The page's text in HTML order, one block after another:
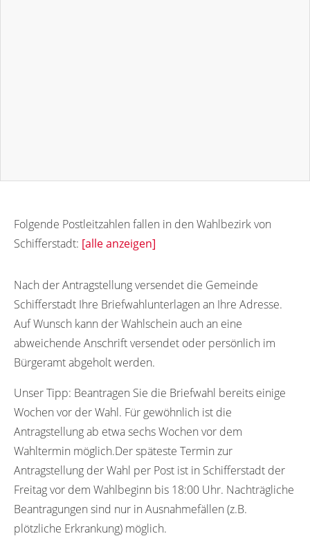
Folgende Postleitzahlen fallen in den Wahlbezirk von
Schifferstadt: [alle anzeigen]
Nach der Antragstellung versendet die Gemeinde
Schifferstadt Ihre Briefwahlunterlagen an Ihre Adresse.
Auf Wunsch kann der Wahlschein auch an eine
abweichende Anschrift versendet oder persönlich im
Bürgeramt abgeholt werden.
Unser Tipp: Beantragen Sie die Briefwahl bereits einige
Wochen vor der Wahl. Für gewöhnlich ist die
Antragstellung ab etwa sechs Wochen vor dem
Wahltermin möglich.Der späteste Termin zur
Antragstellung der Wahl per Post ist in Schifferstadt der
Freitag vor dem Wahlbeginn bis 18:00 Uhr. Nachträgliche
Beantragungen sind nur in Ausnahmefällen (z.B.
plötzliche Erkrankung) möglich.